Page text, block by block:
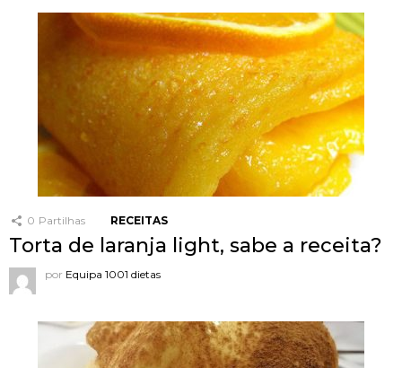
0 Partilhas RECEITAS
Torta de laranja light, sabe a receita?
por Equipa 1001 dietas